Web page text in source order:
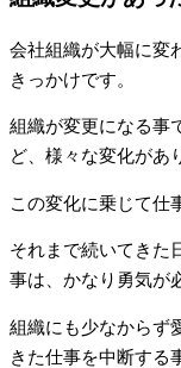
会社組織が大幅に変
きっかけです。
組織が変更になる事
ど、様々な変化があ
この変化に乗じて仕
それまで続いてきた
事は、かなり勇気が
組織にも少なからず
きた仕事を中断する